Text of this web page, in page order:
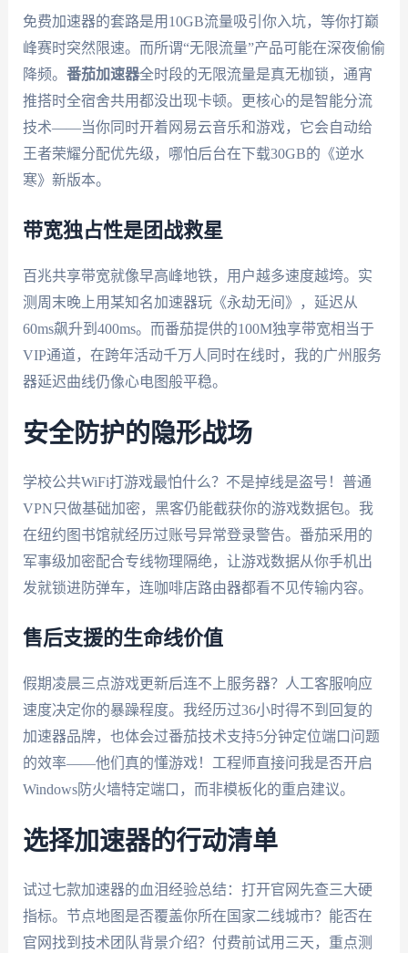
免费加速器的套路是用10GB流量吸引你入坑，等你打巅
峰赛时突然限速。而所谓“无限流量”产品可能在深夜偷偷
降频。 番茄加速器全时段的无限流量是真无枷锁，通宵
推搭时全宿舍共用都没出现卡顿。更核心的是智能分流
技术——当你同时开着网易云音乐和游戏，它会自动给
王者荣耀分配优先级，哪怕后台在下载30GB的《逆水
寒》新版本。
带宽独占性是团战救星
百兆共享带宽就像早高峰地铁，用户越多速度越垮。实
测周末晚上用某知名加速器玩《永劫无间》，延迟从
60ms飙升到400ms。而番茄提供的100M独享带宽相当于
VIP通道，在跨年活动千万人同时在线时，我的广州服务
器延迟曲线仍像心电图般平稳。
安全防护的隐形战场
学校公共WiFi打游戏最怕什么？不是掉线是盗号！普通
VPN只做基础加密，黑客仍能截获你的游戏数据包。我
在纽约图书馆就经历过账号异常登录警告。番茄采用的
军事级加密配合专线物理隔绝，让游戏数据从你手机出
发就锁进防弹车，连咖啡店路由器都看不见传输内容。
售后支援的生命线价值
假期凌晨三点游戏更新后连不上服务器？人工客服响应
速度决定你的暴躁程度。我经历过36小时得不到回复的
加速器品牌，也体会过番茄技术支持5分钟定位端口问题
的效率——他们真的懂游戏！工程师直接问我是否开启
Windows防火墙特定端口，而非模板化的重启建议。
选择加速器的行动清单
试过七款加速器的血泪经验总结：打开官网先查三大硬
指标。节点地图是否覆盖你所在国家二线城市？能否在
官网找到技术团队背景介绍？付费前试用三天，重点测